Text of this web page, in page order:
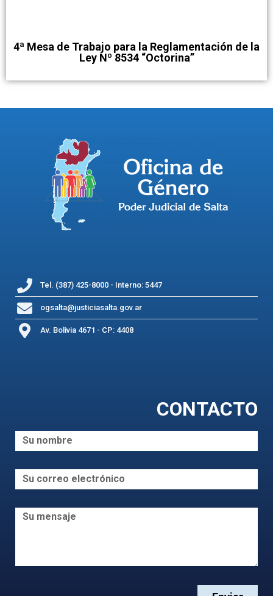
4ª Mesa de Trabajo para la Reglamentación de la
Ley Nº 8534 “Octorina”
Tel. (387) 425-8000 - Interno: 5447
ogsalta@justiciasalta.gov.ar
Av. Bolivia 4671 - CP: 4408
CONTACTO